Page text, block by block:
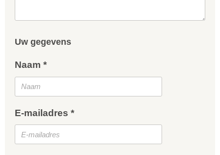
Uw gegevens
Naam *
E-mailadres *